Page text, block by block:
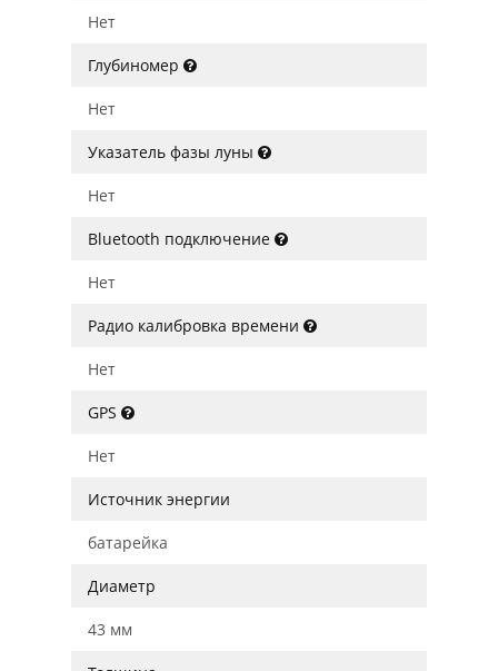
Нет
Глубиномер
Нет
Указатель фазы луны
Нет
Bluetooth подключение
Нет
Радио калибровка времени
Нет
GPS
Нет
Источник энергии
батарейка
Диаметр
43 мм